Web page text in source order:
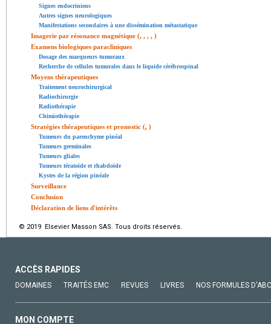
Signes endocriniens
Autres signes neurologiques
Manifestations secondaires à une dissémination métastatique
Imagerie par résonance magnétique (, , , , )
Examens biologiques paracliniques
Dosage des marqueurs tumoraux
Recherche de cellules tumorales dans le liquide cérébrospinal
Moyens thérapeutiques
Traitement neurochirurgical
Radiochirurgie
Radiothérapie
Chimiothérapie
Stratégies thérapeutiques et pronostic (, )
Tumeurs du parenchyme pinéal
Tumeurs germinales
Tumeurs gliales
Tumeurs tératoïde et rhabdoïde
Kystes de la région pinéale
Surveillance
Conclusion
Déclaration de liens d'intérêts
© 2019 Elsevier Masson SAS. Tous droits réservés.
ACCÈS RAPIDES
DOMAINES TRAITÉS EMC REVUES LIVRES NOS FORMULES
MON COMPTE